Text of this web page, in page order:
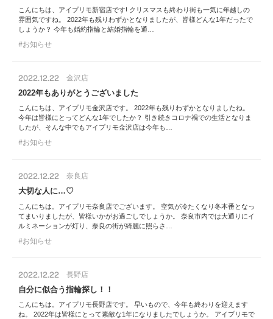
こんにちは、アイプリモ新宿店です! クリスマスも終わり街も一気に年越しの
雰囲気ですね。 2022年も残りわずかとなりましたが、皆様どんな1年だったで
しょうか？ 今年も婚約指輪と結婚指輪を通…
お知らせ
2022.12.22 金沢店
2022年もありがとうございました
こんにちは、アイプリモ金沢店です。 2022年も残りわずかとなりましたね。
今年は皆様にとってどんな1年でしたか？ 引き続きコロナ禍での生活となりま
したが、そんな中でもアイプリモ金沢店は今年も…
お知らせ
2022.12.22 奈良店
大切な人に…♡
こんにちは。アイプリモ奈良店でございます。 空気が冷たくなり冬本番となっ
てまいりましたが、皆様いかがお過ごしでしょうか。 奈良市内では大通りにイ
ルミネーションが灯り、奈良の街が綺麗に照らさ…
お知らせ
2022.12.22 長野店
自分に似合う指輪探し！！
こんにちは。アイプリモ長野店です。 早いもので、今年も終わりを迎えます
ね。 2022年は皆様にとって素敵な1年になりましたでしょうか。 アイプリモで